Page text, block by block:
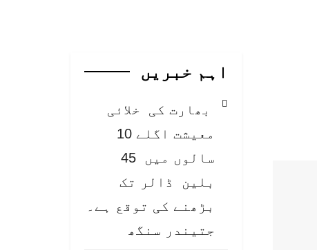
اہم خبریں
بھارت کی خلائی
معیشت اگلے 10
سالوں میں 45
بلین ڈالر تک
بڑھنے کی توقع ہے۔
جتیندر سنگھ